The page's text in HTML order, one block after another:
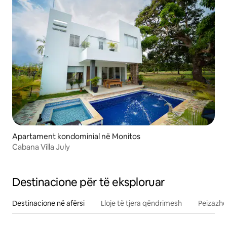
Apartament kondominial në Monitos
Cabana Villa July
Destinacione për të eksploruar
Destinacione në afërsi Lloje të tjera qëndrimesh